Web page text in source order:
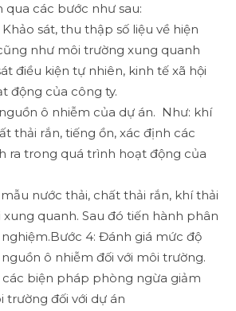
các bước như sau:
Khảo sát, thu thập số liệu về hiện
như môi trường xung quanh
điều kiện tự nhiên, kinh tế xã hội
động của công ty.
ô nhiễm của dự án. Như: khí
thải rắn, tiếng ồn, xác định các
ra trong quá trình hoạt động của
nước thải, chất thải rắn, khí thải
quanh. Sau đó tiến hành phân
Bước 4: Đánh giá mức độ
ô nhiễm đối với môi trường.
các biện pháp phòng ngừa giảm
trường đối với dự án